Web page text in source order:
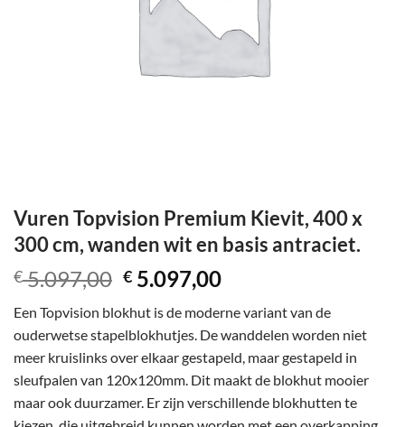
Vuren Topvision Premium Kievit, 400 x
300 cm, wanden wit en basis antraciet.
€5.097,00 Oorspronkelijke
was:
€ 5.097,00.
€ 5.097,00Huidige
is:
€ 5.097,00.
Een Topvision blokhut is de moderne variant van de
ouderwetse stapelblokhutjes. De wanddelen worden niet
meer kruislinks over elkaar gestapeld, maar gestapeld in
sleufpalen van 120x120mm. Dit maakt de blokhut mooier
maar ook duurzamer. Er zijn verschillende blokhutten te